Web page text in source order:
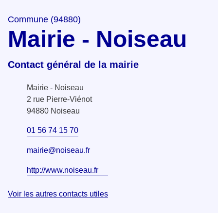
Commune (94880)
Mairie - Noiseau
Contact général de la mairie
Mairie - Noiseau
2 rue Pierre-Viénot
94880 Noiseau
01 56 74 15 70
mairie@noiseau.fr
http://www.noiseau.fr
Voir les autres contacts utiles